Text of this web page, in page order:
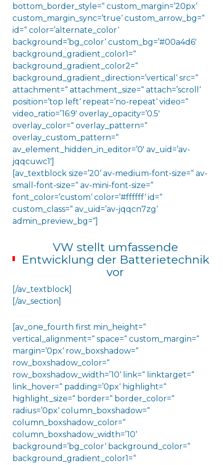
bottom_border_style=“ custom_margin=’20px‘
custom_margin_sync=’true‘ custom_arrow_bg=“
id=“ color=’alternate_color‘
background=’bg_color‘ custom_bg=’#00a4d6′
background_gradient_color1=“
background_gradient_color2=“
background_gradient_direction=’vertical‘ src=“
attachment=“ attachment_size=“ attach=’scroll‘
position=’top left‘ repeat=’no-repeat‘ video=“
video_ratio=’16:9′ overlay_opacity=’0.5′
overlay_color=“ overlay_pattern=“
overlay_custom_pattern=“
av_element_hidden_in_editor=’0′ av_uid=’av-
jqqcuwc1′]
[av_textblock size=’20‘ av-medium-font-size=“ av-
small-font-size=“ av-mini-font-size=“
font_color=’custom‘ color=’#ffffff‘ id=“
custom_class=“ av_uid=’av-jqqcn7zg‘
admin_preview_bg=“]
VW stellt umfassende
Entwicklung der Batterietechnik
vor
[/av_textblock]
[/av_section]
[av_one_fourth first min_height=“
vertical_alignment=“ space=“ custom_margin=“
margin=’0px‘ row_boxshadow=“
row_boxshadow_color=“
row_boxshadow_width=’10‘ link=“ linktarget=“
link_hover=“ padding=’0px‘ highlight=“
highlight_size=“ border=“ border_color=“
radius=’0px‘ column_boxshadow=“
column_boxshadow_color=“
column_boxshadow_width=’10‘
background=’bg_color‘ background_color=“
background_gradient_color1=“